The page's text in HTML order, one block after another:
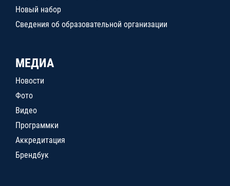
Новый набор
Сведения об образовательной организации
МЕДИА
Новости
Фото
Видео
Программки
Аккредитация
Брендбук